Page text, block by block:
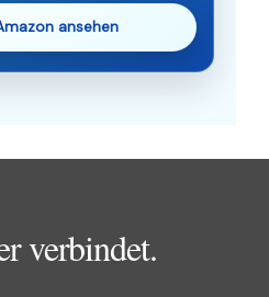
ansehen
verbindet.